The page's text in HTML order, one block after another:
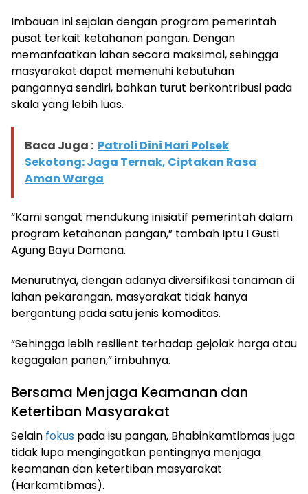
Imbauan ini sejalan dengan program pemerintah
pusat terkait ketahanan pangan. Dengan
memanfaatkan lahan secara maksimal, sehingga
masyarakat dapat memenuhi kebutuhan
pangannya sendiri, bahkan turut berkontribusi pada
skala yang lebih luas.
Baca Juga : Patroli Dini Hari Polsek
Sekotong: Jaga Ternak, Ciptakan Rasa
Aman Warga
“Kami sangat mendukung inisiatif pemerintah dalam
program ketahanan pangan,” tambah Iptu I Gusti
Agung Bayu Damana.
Menurutnya, dengan adanya diversifikasi tanaman di
lahan pekarangan, masyarakat tidak hanya
bergantung pada satu jenis komoditas.
“Sehingga lebih resilient terhadap gejolak harga atau
kegagalan panen,” imbuhnya.
Bersama Menjaga Keamanan dan
Ketertiban Masyarakat
Selain fokus pada isu pangan, Bhabinkamtibmas juga
tidak lupa mengingatkan pentingnya menjaga
keamanan dan ketertiban masyarakat
(Harkamtibmas).